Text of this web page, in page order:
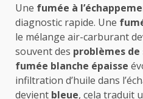
Une fumée à
diagnostic rapide. Une
le mélange air-carburant
souvent des problèmes
fumée blanche épaisse
infiltration d’huile dans
devient bleue, cela traduit